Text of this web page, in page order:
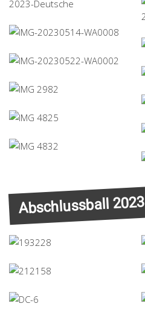
Abschlussball 2023